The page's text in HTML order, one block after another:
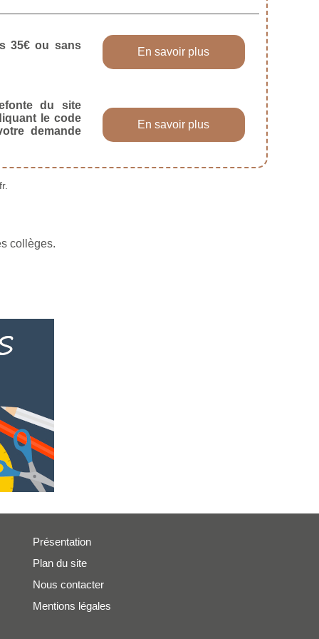
35€ ou sans
En savoir plus
du site
le code
demande
En savoir plus
collèges.
Présentation
Plan du site
Nous contacter
Mentions légales